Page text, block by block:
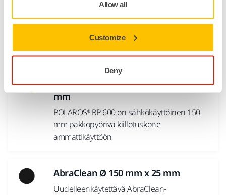
Allow all
Customize
Deny
sähkökäyttöinen epäkeskohiomakone, joka
on kehitetty kaikenlaisten pintojen
Mirka® POLAROS RP 600 EU Ø 150
mm
POLAROS® RP 600 on sähkökäyttöinen 150
mm pakkopyörivä kiillotuskone
ammattikäyttöön
AbraClean Ø 150 mm x 25 mm
Uudelleenkäytettävä AbraClean-